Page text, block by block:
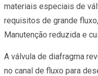
materiais especiais de
requisitos de grande
Manutenção reduzida e
A válvula de diafragma
no canal de fluxo para